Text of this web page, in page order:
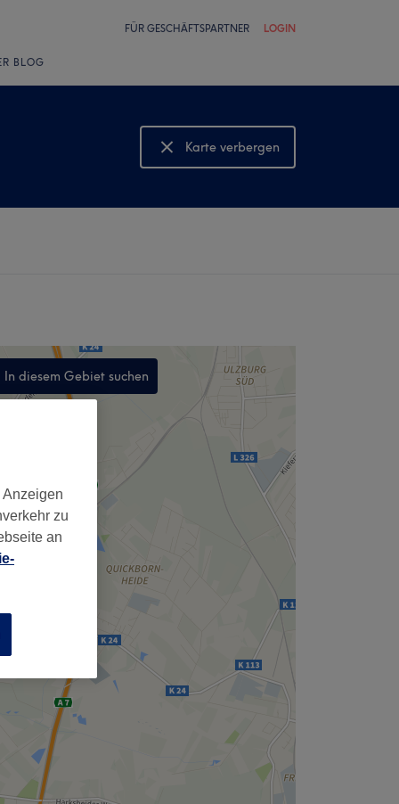
FÜR GESCHÄFTSPARTNER LOGIN
BLOG
Karte verbergen
Karte anzeigen
In diesem Gebiet suchen
,
zu
an